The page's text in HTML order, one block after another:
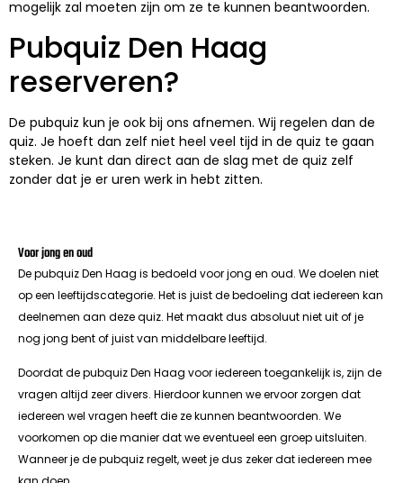
mogelijk zal moeten zijn om ze te kunnen beantwoorden.
Pubquiz Den Haag
reserveren?
De pubquiz kun je ook bij ons afnemen. Wij regelen dan de
quiz. Je hoeft dan zelf niet heel veel tijd in de quiz te gaan
steken. Je kunt dan direct aan de slag met de quiz zelf
zonder dat je er uren werk in hebt zitten.
Voor jong en oud
De pubquiz Den Haag is bedoeld voor jong en oud. We doelen niet
op een leeftijdscategorie. Het is juist de bedoeling dat iedereen kan
deelnemen aan deze quiz. Het maakt dus absoluut niet uit of je
nog jong bent of juist van middelbare leeftijd.
Doordat de pubquiz Den Haag voor iedereen toegankelijk is, zijn de
vragen altijd zeer divers. Hierdoor kunnen we ervoor zorgen dat
iedereen wel vragen heeft die ze kunnen beantwoorden. We
voorkomen op die manier dat we eventueel een groep uitsluiten.
Wanneer je de pubquiz regelt, weet je dus zeker dat iedereen mee